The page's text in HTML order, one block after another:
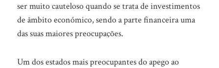
ser muito cauteloso quando se trata de investimentos
de âmbito económico, sendo a parte financeira uma
das suas maiores preocupações.
Um dos estados mais preocupantes do apego ao